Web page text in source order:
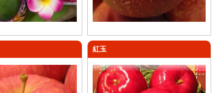
紅玉